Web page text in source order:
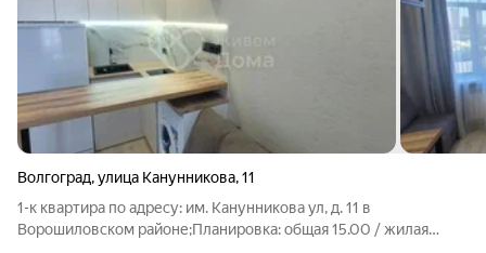
Волгоград,улица Канунникова,11
1-к квартира по адресу: им. Канунникова ул, д. 11 в
Ворошиловском районе;Планировка: общая 15.00 / жилая